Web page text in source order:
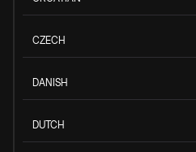
CZECH
DANISH
DUTCH